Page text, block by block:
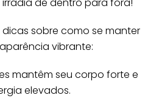
sobre como se manter
vibrante:
mantêm seu corpo forte e
elevados.